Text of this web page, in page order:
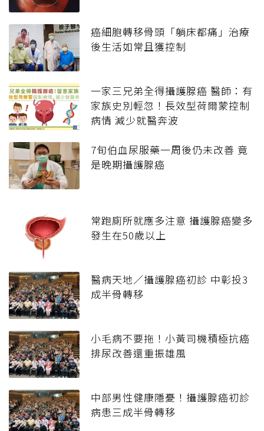
癌細胞轉移骨頭「躺床都痛」治療
後生活如常且獲控制
一家三兄弟全得攝護腺癌 醫師：有
家族史別輕忽！長效型荷爾蒙控制
病情 減少就醫奔波
7旬伯血尿服藥一周後仍未改善 竟
是晚期攝護腺癌
常跑廁所就應多注意 攝護腺癌變多
發生在50歲以上
醫病天地／攝護腺癌初診 中彰投3
成半骨轉移
小毛病不要拖！小黃司機積極抗癌
排尿改善還重振雄風
中部男性健康隱憂！攝護腺癌初診
病患三成半骨轉移